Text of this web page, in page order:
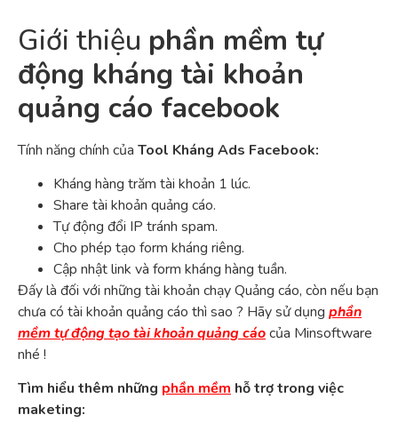
Giới thiệu phần mềm tự
động kháng tài khoản
quảng cáo facebook
Tính năng chính của Tool Kháng Ads Facebook:
Kháng hàng trăm tài khoản 1 lúc.
Share tài khoản quảng cáo.
Tự động đổi IP tránh spam.
Cho phép tạo form kháng riêng.
Cập nhật link và form kháng hàng tuần.
Đấy là đối với những tài khoản chạy Quảng cáo, còn nếu bạn
chưa có tài khoản quảng cáo thì sao ? Hãy sử dụng phần
mềm tự động tạo tài khoản quảng cáocủa Minsoftware
nhé !
Tìm hiểu thêm những phần mềm hỗ trợ trong việc
maketing: